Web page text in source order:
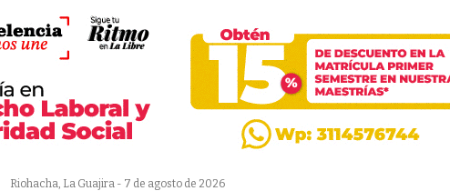
Riohacha, La Guajira - 7 de agosto de 2026